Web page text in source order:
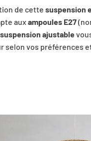
de cette suspension
auxampoules E27
ajustable
selon vos préférences